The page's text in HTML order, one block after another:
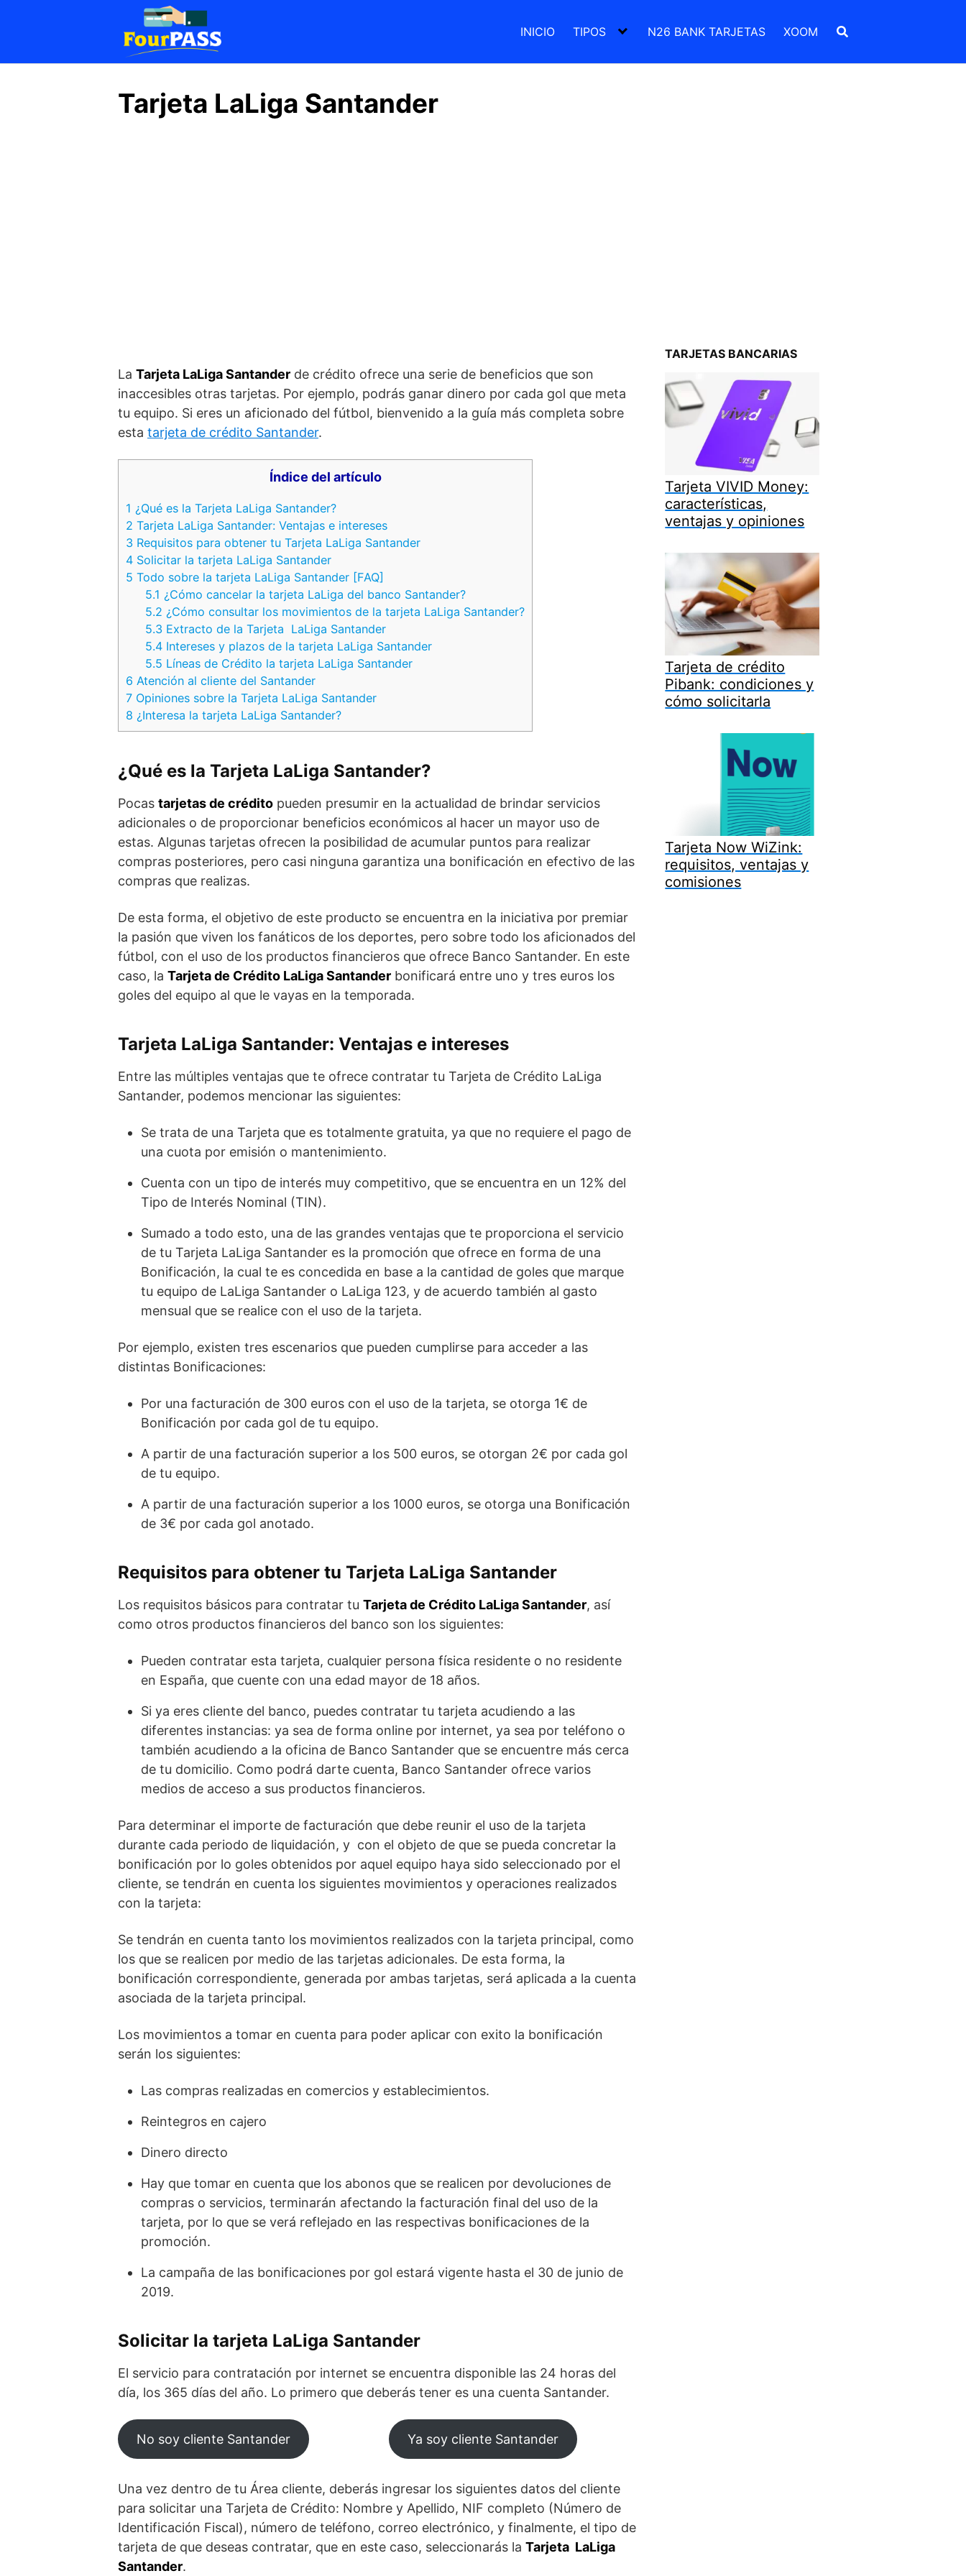
INICIO TIPOS N26 BANK TARJETAS XOOM
Tarjeta LaLiga Santander
La Tarjeta LaLiga Santander de crédito ofrece una serie de beneficios que son
inaccesibles otras tarjetas. Por ejemplo, podrás ganar dinero por cada gol que meta
tu equipo. Si eres un aficionado del fútbol, bienvenido a la guía más completa sobre
esta tarjeta de crédito Santander.
Índice del artículo
1 ¿Qué es la Tarjeta LaLiga Santander?
2 Tarjeta LaLiga Santander: Ventajas e intereses
3 Requisitos para obtener tu Tarjeta LaLiga Santander
4 Solicitar la tarjeta LaLiga Santander
5 Todo sobre la tarjeta LaLiga Santander [FAQ]
5.1 ¿Cómo cancelar la tarjeta LaLiga del banco Santander?
5.2 ¿Cómo consultar los movimientos de la tarjeta LaLiga Santander?
5.3 Extracto de la Tarjeta LaLiga Santander
5.4 Intereses y plazos de la tarjeta LaLiga Santander
5.5 Líneas de Crédito la tarjeta LaLiga Santander
6 Atención al cliente del Santander
7 Opiniones sobre la Tarjeta LaLiga Santander
8 ¿Interesa la tarjeta LaLiga Santander?
¿Qué es la Tarjeta LaLiga Santander?
Pocas tarjetas de crédito pueden presumir en la actualidad de brindar servicios
adicionales o de proporcionar beneficios económicos al hacer un mayor uso de
estas. Algunas tarjetas ofrecen la posibilidad de acumular puntos para realizar
compras posteriores, pero casi ninguna garantiza una bonificación en efectivo de las
compras que realizas.
De esta forma, el objetivo de este producto se encuentra en la iniciativa por premiar
la pasión que viven los fanáticos de los deportes, pero sobre todo los aficionados del
fútbol, con el uso de los productos financieros que ofrece Banco Santander. En este
caso, la Tarjeta de Crédito LaLiga Santander bonificará entre uno y tres euros los
goles del equipo al que le vayas en la temporada.
Tarjeta LaLiga Santander: Ventajas e intereses
Entre las múltiples ventajas que te ofrece contratar tu Tarjeta de Crédito LaLiga
Santander, podemos mencionar las siguientes:
Se trata de una Tarjeta que es totalmente gratuita, ya que no requiere el pago de
una cuota por emisión o mantenimiento.
Cuenta con un tipo de interés muy competitivo, que se encuentra en un 12% del
Tipo de Interés Nominal (TIN).
Sumado a todo esto, una de las grandes ventajas que te proporciona el servicio
de tu Tarjeta LaLiga Santander es la promoción que ofrece en forma de una
Bonificación, la cual te es concedida en base a la cantidad de goles que marque
tu equipo de LaLiga Santander o LaLiga 123, y de acuerdo también al gasto
mensual que se realice con el uso de la tarjeta.
Por ejemplo, existen tres escenarios que pueden cumplirse para acceder a las
distintas Bonificaciones:
Por una facturación de 300 euros con el uso de la tarjeta, se otorga 1€ de
Bonificación por cada gol de tu equipo.
A partir de una facturación superior a los 500 euros, se otorgan 2€ por cada gol
de tu equipo.
A partir de una facturación superior a los 1000 euros, se otorga una Bonificación
de 3€ por cada gol anotado.
Requisitos para obtener tu Tarjeta LaLiga Santander
Los requisitos básicos para contratar tu Tarjeta de Crédito LaLiga Santander, así
como otros productos financieros del banco son los siguientes:
Pueden contratar esta tarjeta, cualquier persona física residente o no residente
en España, que cuente con una edad mayor de 18 años.
Si ya eres cliente del banco, puedes contratar tu tarjeta acudiendo a las
diferentes instancias: ya sea de forma online por internet, ya sea por teléfono o
también acudiendo a la oficina de Banco Santander que se encuentre más cerca
de tu domicilio. Como podrá darte cuenta, Banco Santander ofrece varios
medios de acceso a sus productos financieros.
Para determinar el importe de facturación que debe reunir el uso de la tarjeta
durante cada periodo de liquidación, y con el objeto de que se pueda concretar la
bonificación por lo goles obtenidos por aquel equipo haya sido seleccionado por el
cliente, se tendrán en cuenta los siguientes movimientos y operaciones realizados
con la tarjeta:
Se tendrán en cuenta tanto los movimientos realizados con la tarjeta principal, como
los que se realicen por medio de las tarjetas adicionales. De esta forma, la
bonificación correspondiente, generada por ambas tarjetas, será aplicada a la cuenta
asociada de la tarjeta principal.
Los movimientos a tomar en cuenta para poder aplicar con exito la bonificación
serán los siguientes:
Las compras realizadas en comercios y establecimientos.
Reintegros en cajero
Dinero directo
Hay que tomar en cuenta que los abonos que se realicen por devoluciones de
compras o servicios, terminarán afectando la facturación final del uso de la
tarjeta, por lo que se verá reflejado en las respectivas bonificaciones de la
promoción.
La campaña de las bonificaciones por gol estará vigente hasta el 30 de junio de
2019.
Solicitar la tarjeta LaLiga Santander
El servicio para contratación por internet se encuentra disponible las 24 horas del
día, los 365 días del año. Lo primero que deberás tener es una cuenta Santander.
No soy cliente Santander Ya soy cliente Santander
Una vez dentro de tu Área cliente, deberás ingresar los siguientes datos del cliente
para solicitar una Tarjeta de Crédito: Nombre y Apellido, NIF completo (Número de
Identificación Fiscal), número de teléfono, correo electrónico, y finalmente, el tipo de
tarjeta de que deseas contratar, que en este caso, seleccionarás la Tarjeta LaLiga
Santander.
TARJETAS BANCARIAS
Tarjeta VIVID Money:
características,
ventajas y opiniones
Tarjeta de crédito
Pibank: condiciones y
cómo solicitarla
Tarjeta Now WiZink:
requisitos, ventajas y
comisiones